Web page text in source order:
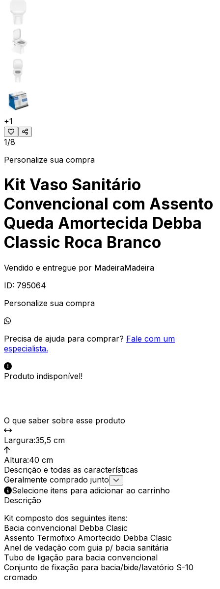
+1
1/8
Personalize sua compra
Kit Vaso Sanitário
Convencional com Assento
Queda Amortecida Debba
Classic Roca Branco
Vendido e entregue por MadeiraMadeira
ID: 795064
Personalize sua compra
Precisa de ajuda para comprar? Fale com um
especialista.
Produto indisponível!
O que saber sobre esse produto
Largura:35,5 cm
Altura:40 cm
Descrição e todas as características
Geralmente comprado junto
Selecione itens para adicionar ao carrinho
Descrição
Kit composto dos seguintes itens:
Bacia convencional Debba Clasic
Assento Termofixo Amortecido Debba Clasic
Anel de vedação com guia p/ bacia sanitária
Tubo de ligação para bacia convencional
Conjunto de fixação para bacia/bide/lavatório S-10
cromado